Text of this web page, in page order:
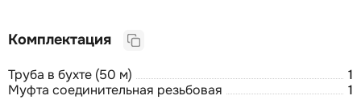
Комплектация
Труба в бухте (50 м)
1
Муфта соединительная резьбовая
1